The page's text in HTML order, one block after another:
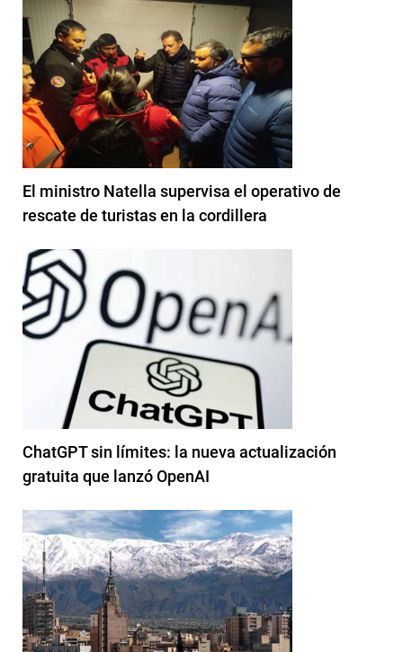
El ministro Natella supervisa el operativo de
rescate de turistas en la cordillera
ChatGPT sin límites: la nueva actualización
gratuita que lanzó OpenAI